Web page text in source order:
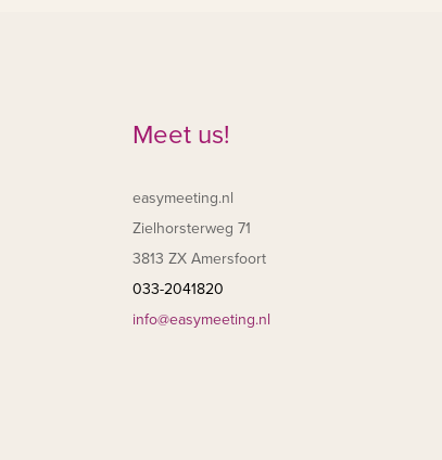
Meet us!
easymeeting.nl
Zielhorsterweg 71
3813 ZX Amersfoort
033-2041820
info@easymeeting.nl